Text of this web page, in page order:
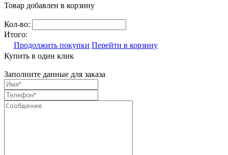
Товар добавлен в корзину
Кол-во:
Итого:
Продолжить покупки Перейти в корзину
Купить в один клик
Заполните данные для заказа